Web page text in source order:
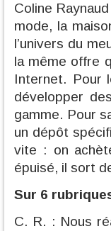
Coline
mode, la
l’univers du
la même offre
Internet. Pour
développer
gamme. Pour
un dépôt
vite : on
épuisé, il sort
Sur 6
C. R. : Nous